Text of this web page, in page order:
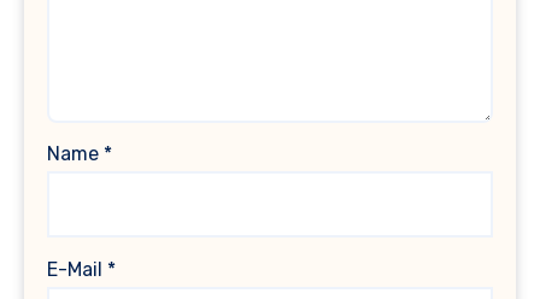
Name *
E-Mail *